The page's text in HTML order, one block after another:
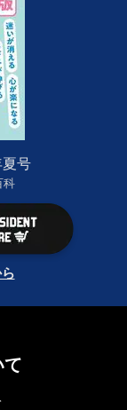
号
科
て